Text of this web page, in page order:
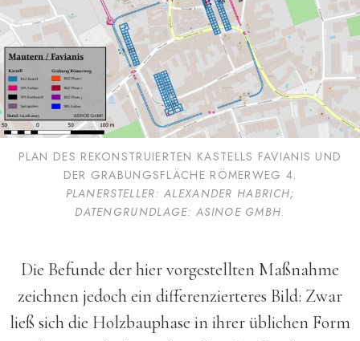
PLAN DES REKONSTRUIERTEN KASTELLS FAVIANIS UND
DER GRABUNGSFLÄCHE RÖMERWEG 4.
PLANERSTELLER: ALEXANDER HABRICH;
DATENGRUNDLAGE: ASINOE GMBH.
Die Befunde der hier vorgestellten Maß­nahme
zeichnen jedoch ein diffe­ren­zierteres Bild: Zwar
ließ sich die Holzbauphase in ihrer üblichen Form